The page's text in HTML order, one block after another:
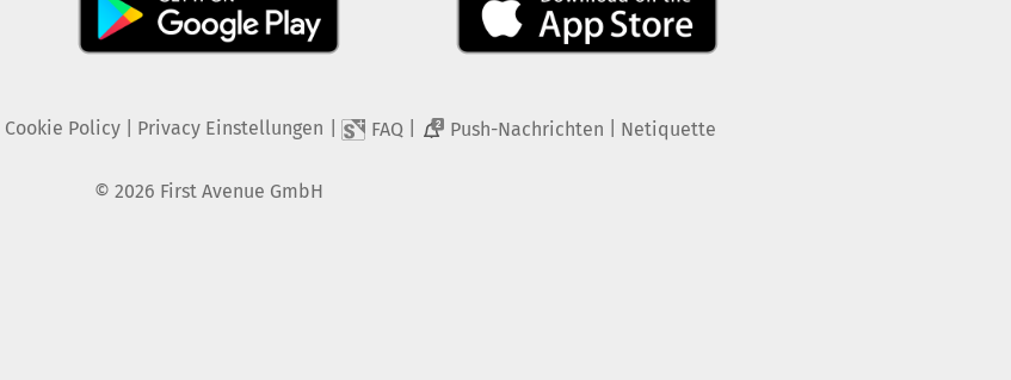
Cookie Policy| Privacy Einstellungen FAQ 2 Push-Nachrichten Netiquette
© 2026 First Avenue GmbH